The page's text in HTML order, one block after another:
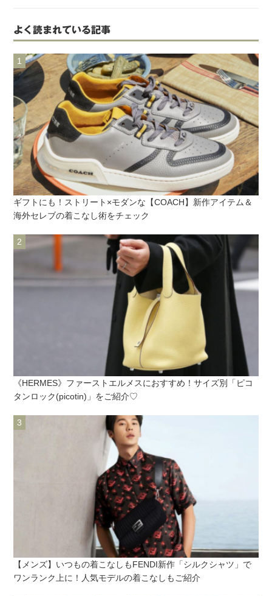
よく読まれている記事
ギフトにも！ストリート×モダンな【COACH】新作アイテム＆
海外セレブの着こなし術をチェック
《HERMES》ファーストエルメスにおすすめ！サイズ別「ピコ
タンロック(picotin)」をご紹介♡
【メンズ】いつもの着こなしもFENDI新作「シルクシャツ」で
ワンランク上に！人気モデルの着こなしもご紹介